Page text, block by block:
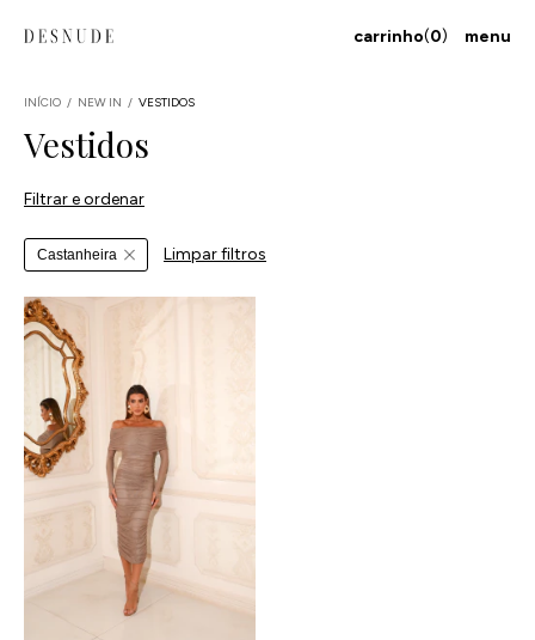
menu
carrinho(0)
INÍCIO / NEW IN / VESTIDOS
Vestidos
Filtrar e ordenar
Castanheira Limpar filtros